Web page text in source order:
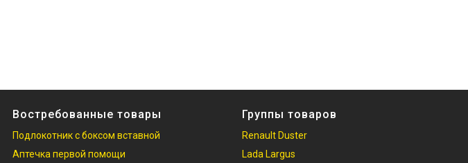
Востребованные товары
Подлокотник с боксом вставной
Аптечка первой помощи
Группы товаров
Renault Duster
Lada Largus